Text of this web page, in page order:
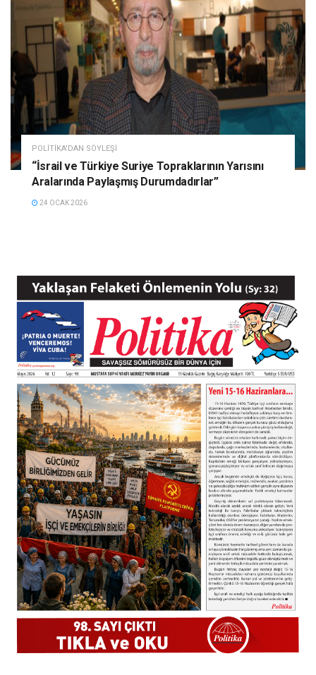
POLITIKA'DAN SÖYLEŞI
“İsrail ve Türkiye Suriye Topraklarının Yarısını
Aralarında Paylaşmış Durumdadırlar”
24 OCAK 2026